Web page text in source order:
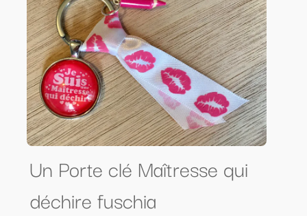
Un Porte clé Maîtresse qui
déchire fuschia